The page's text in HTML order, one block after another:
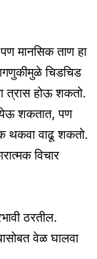
मानसिक ताण हा
चिडचिड
त्रास होऊ शकतो.
येऊ शकतात, पण
थकवा वाढू शकतो.
विचार
ठरतील.
वेळ घालवा